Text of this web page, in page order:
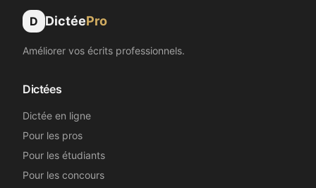
D DictéePro
Améliorer vos écrits professionnels.
Dictées
Dictée en ligne
Pour les pros
Pour les étudiants
Pour les concours